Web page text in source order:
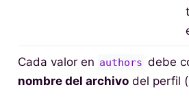
Cada valor en authors debe
nombre del archivodel perfil